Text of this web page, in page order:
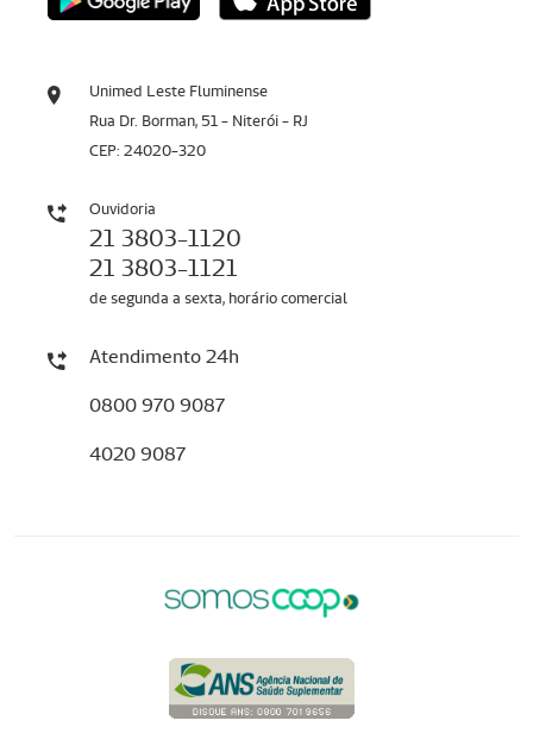
Unimed Leste Fluminense
Rua Dr. Borman, 51 - Niterói - RJ
CEP: 24020-320
Ouvidoria
21 3803-1120
21 3803-1121
de segunda a sexta, horário comercial
Atendimento 24h
0800 970 9087
4020 9087